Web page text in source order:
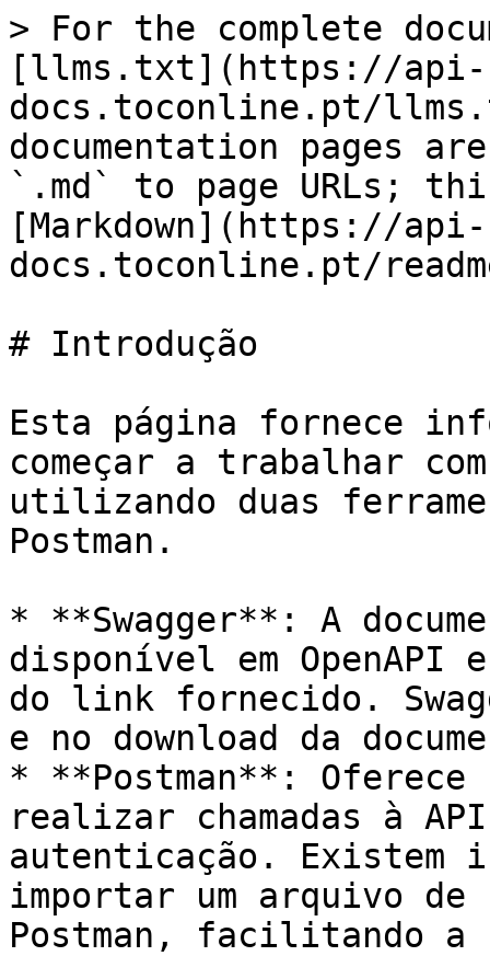
> For the complete
[llms.txt](https://api-
docs.toconline.pt/
documentation pages
`.md` to page URLs;
[Markdown](https://api-
docs.toconline.pt/
# Introdução
Esta página fornece
começar a trabalhar
utilizando duas
Postman.
* **Swagger**: A
disponível em OpenAPI
do link fornecido.
e no download da
* **Postman**: Oferece
realizar chamadas à
autenticação. Existem
importar um arquivo
Postman, facilitando